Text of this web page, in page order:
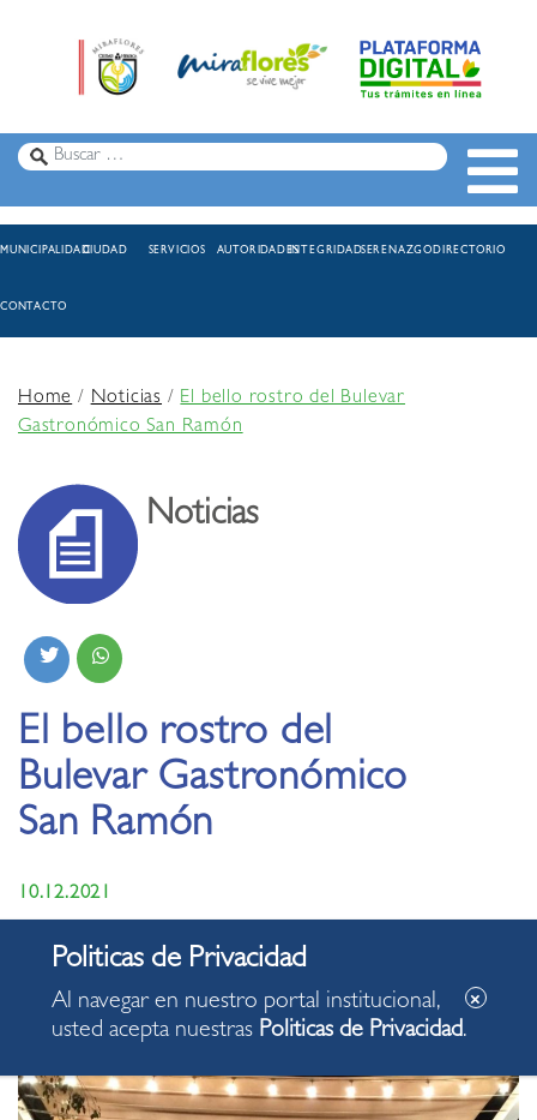
MUNICIPALIDADCIUDAD SERVICIOS AUTORIDADESINTEGRIDADSERENAZGODIRECTORIO
CONTACTO
Home/Noticias /El bello rostro del Bulevar
Gastronómico San Ramón
Noticias
El bello rostro del
Bulevar Gastronómico
San Ramón
10.12.2021
• Lucho Molina, alcalde de Miraflores, adelanta
• Queda en el olvido la mal llamada Calle de las Pizzas.
Al navegar en nuestro portal institucional,
usted acepta nuestras Politicas de Privacidad.